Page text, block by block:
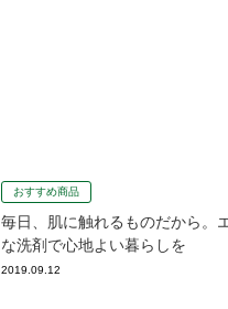
おすすめ商品
毎日、肌に触れるものだから。
な洗剤で心地よい暮らしを
2019.09.12